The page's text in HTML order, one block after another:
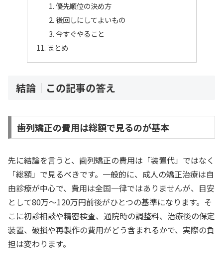
優先順位の決め方
後回しにしてよいもの
今すぐやること
まとめ
結論｜この記事の答え
歯列矯正の費用は総額で見るのが基本
先に結論を言うと、歯列矯正の費用は「装置代」ではなく
「総額」で見るべきです。一般的に、成人の矯正治療は自
由診療が中心で、費用は全国一律ではありませんが、目安
として80万〜120万円前後がひとつの基準になります。そ
こに初診相談や精密検査、通院時の調整料、治療後の保定
装置、破損や再製作の費用がどう含まれるかで、実際の負
担は変わります。